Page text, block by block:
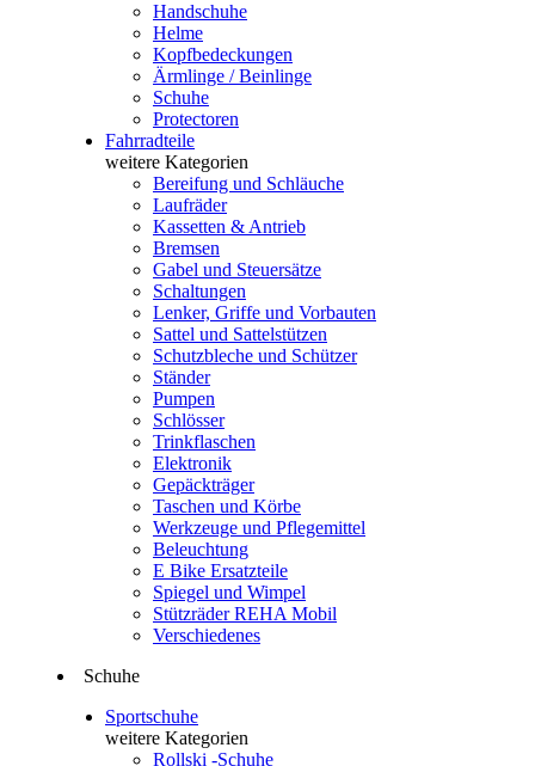
Handschuhe
Helme
Kopfbedeckungen
Ärmlinge / Beinlinge
Schuhe
Protectoren
Fahrradteile
weitere Kategorien
Bereifung und Schläuche
Laufräder
Kassetten & Antrieb
Bremsen
Gabel und Steuersätze
Schaltungen
Lenker, Griffe und Vorbauten
Sattel und Sattelstützen
Schutzbleche und Schützer
Ständer
Pumpen
Schlösser
Trinkflaschen
Elektronik
Gepäckträger
Taschen und Körbe
Werkzeuge und Pflegemittel
Beleuchtung
E Bike Ersatzteile
Spiegel und Wimpel
Stützräder REHA Mobil
Verschiedenes
Schuhe
Sportschuhe
weitere Kategorien
Rollski -Schuhe